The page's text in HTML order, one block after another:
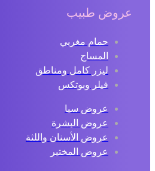
عروض طبيب
حمام مغربي
المساج
ليزر كامل ومناطق
فيلر وبوتكس
عروض سبا
عروض البشرة
عروض الأسنان واللثة
عروض المختبر